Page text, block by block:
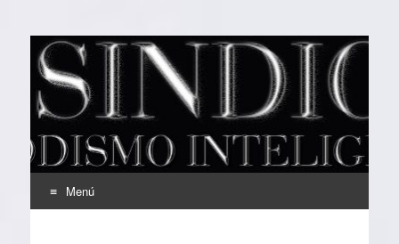
EL SINDICAL
Periodismo Inteligente
Menú